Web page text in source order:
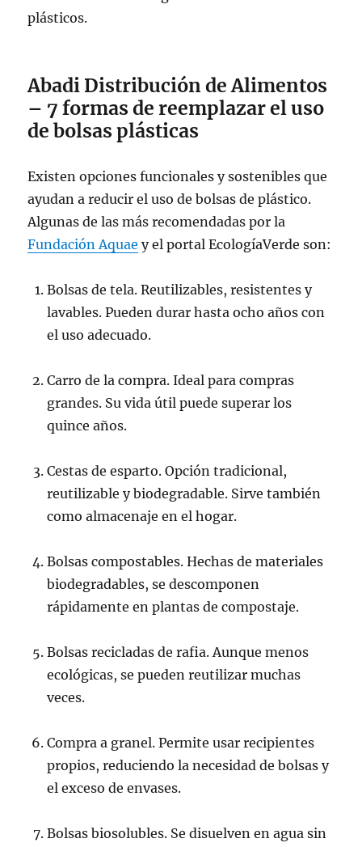
plásticos.
Abadi Distribución de Alimentos
– 7 formas de reemplazar el uso
de bolsas plásticas
Existen opciones funcionales y sostenibles que
ayudan a reducir el uso de bolsas de plástico.
Algunas de las más recomendadas por la
Fundación Aquae y el portal EcologíaVerde son:
Bolsas de tela. Reutilizables, resistentes y
lavables. Pueden durar hasta ocho años con
el uso adecuado.
Carro de la compra. Ideal para compras
grandes. Su vida útil puede superar los
quince años.
Cestas de esparto. Opción tradicional,
reutilizable y biodegradable. Sirve también
como almacenaje en el hogar.
Bolsas compostables. Hechas de materiales
biodegradables, se descomponen
rápidamente en plantas de compostaje.
Bolsas recicladas de rafia. Aunque menos
ecológicas, se pueden reutilizar muchas
veces.
Compra a granel. Permite usar recipientes
propios, reduciendo la necesidad de bolsas y
el exceso de envases.
Bolsas biosolubles. Se disuelven en agua sin